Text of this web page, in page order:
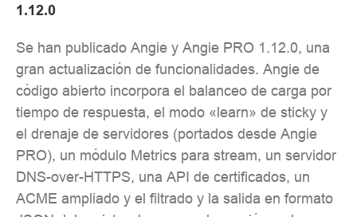
1.12.0
Se han publicado Angie y Angie PRO 1.12.0, una
gran actualización de funcionalidades. Angie de
código abierto incorpora el balanceo de carga por
tiempo de respuesta, el modo «learn» de sticky y
el drenaje de servidores (portados desde Angie
PRO), un módulo Metrics para stream, un servidor
DNS-over-HTTPS, una API de certificados, un
ACME ampliado y el filtrado y la salida en formato